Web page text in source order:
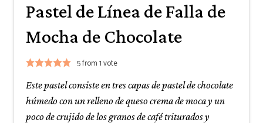
Pastel de Línea de Falla de
Mocha de Chocolate
5from 1 vote
Este pastel consiste en tres capas de pastel de chocolate
húmedo con un relleno de queso crema de moca y un
poco de crujido de los granos de café triturados y